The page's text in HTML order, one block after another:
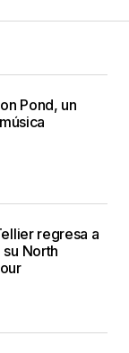
Pond, un
regresa a
North